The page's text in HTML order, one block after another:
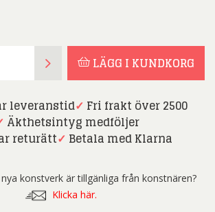
LÄGG I KUNDKORG
leveranstid✓ Fri frakt över 2500
Äkthetsintyg medföljer
returätt✓ Betala med Klarna
konstverk är tillgänliga från konstnären?
Klicka här.